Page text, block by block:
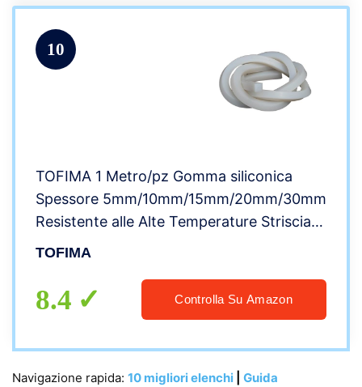
10
TOFIMA 1 Metro/pz Gomma siliconica
Spessore 5mm/10mm/15mm/20mm/30mm
Resistente alle Alte Temperature Striscia
di Tenuta in Gomma siliconica Solida
TOFIMA
8.4 Controlla Su Amazon
Navigazione rapida: 10 migliori elenchi
Guida